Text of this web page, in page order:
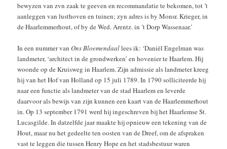
bewyzen van zvn zaak te geeven en recommandatie te bekomen, tot ’t
aanleggen van lusthoven en tuinen; zyn adres is by Monsr. Krieger, in
de Haarlemmerhout, of by de Wed. Arentz. in ’t Dorp Wassenaar.’
In een nummer vanOns Bloemendaallees ik: ‘Daniël Engelman was
landmeter, ‘architect in de grondwerken’ en hovenier te Haarlem. Hij
woonde op de Kruisweg in Haarlem. Zijn admissie als landmeter kreeg
hij van het Hof van Holland op 15 juli 1789. In 1790 solliciteerde hij
naar een functie als landmeter van de stad Haarlem en leverde
daarvoor als bewijs van zijn kunnen een kaart van de Haarlemmerhout
in. Op 13 september 1791 werd hij ingeschreven bij het Haarlemse St.
Lucasgilde. In datzelfde jaar maakte hij opnieuw een tekening van de
Hout, maar nu het gedeelte ten oosten van de Dreef, om de afspraken
vast te leggen die tussen Henry Hope en het stadsbestuur waren